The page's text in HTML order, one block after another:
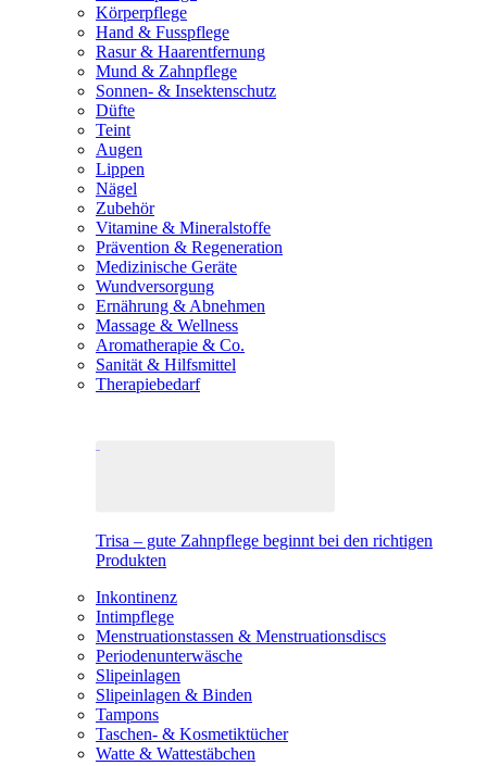
Körperpflege
Hand & Fusspflege
Rasur & Haarentfernung
Mund & Zahnpflege
Sonnen- & Insektenschutz
Düfte
Teint
Augen
Lippen
Nägel
Zubehör
Vitamine & Mineralstoffe
Prävention & Regeneration
Medizinische Geräte
Wundversorgung
Ernährung & Abnehmen
Massage & Wellness
Aromatherapie & Co.
Sanität & Hilfsmittel
Therapiebedarf
Trisa – gute Zahnpflege beginnt bei den richtigen
Produkten
Inkontinenz
Intimpflege
Menstruationstassen & Menstruationsdiscs
Periodenunterwäsche
Slipeinlagen
Slipeinlagen & Binden
Tampons
Taschen- & Kosmetiktücher
Watte & Wattestäbchen